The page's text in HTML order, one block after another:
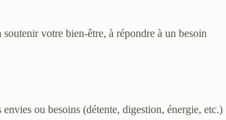
votre bien-être, à répondre à un besoin
ou besoins (détente, digestion, énergie, etc.)